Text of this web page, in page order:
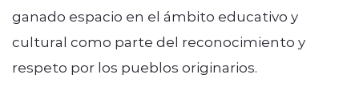
ganado espacio en el ámbito educativo y
cultural como parte del reconocimiento y
respeto por los pueblos originarios.